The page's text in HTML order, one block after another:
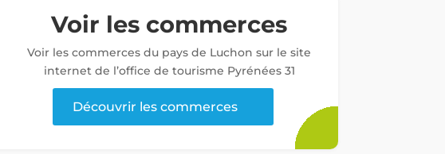
Voir les commerces
Voir les commerces du pays de Luchon sur le site
internet de l’office de tourisme Pyrénées 31
Découvrir les commerces